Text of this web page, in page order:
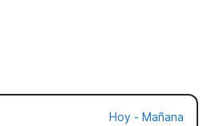
Hoy - Mañana